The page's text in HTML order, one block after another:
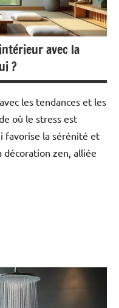
avec la
?
les tendances et les
où le stress est
favorise la sérénité et
décoration zen, alliée